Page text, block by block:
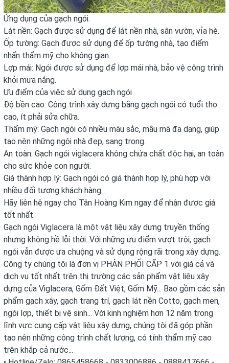
Ứng dụng của gạch ngói.
Lát nền: Gạch được sử dụng để lát nền nhà, sân vườn, vỉa hè.
Ốp tường: Gạch được sử dụng để ốp tường nhà, tạo điểm
nhấn thẩm mỹ cho không gian.
Lợp mái: Ngói được sử dụng để lợp mái nhà, bảo vệ công trình
khỏi mưa nắng.
Ưu điểm của việc sử dụng gạch ngói
Độ bền cao: Công trình xây dựng bằng gạch ngói có tuổi thọ
cao, ít phải sửa chữa.
Thẩm mỹ: Gạch ngói có nhiều màu sắc, mẫu mã đa dạng, giúp
tạo nên những ngôi nhà đẹp, sang trọng.
An toàn: Gạch ngói viglacera không chứa chất độc hại, an toàn
cho sức khỏe con người.
Giá thành hợp lý: Gạch ngói có giá thành hợp lý, phù hợp với
nhiều đối tượng khách hàng.
Hãy liên hệ ngay cho Tân Hoàng Kim ngay để nhận được giá
tốt nhất.
Gạch ngói Viglacera là một vật liệu xây dựng truyền thống
nhưng không hề lỗi thời. Với những ưu điểm vượt trội, gạch
ngói vẫn được ưa chuộng và sử dụng rộng rãi trong xây dựng.
Công ty chúng tôi là đơn vị PHÂN PHỐI CẤP 1 với giá cả và
dịch vụ tốt nhất trên thị trường các sản phẩm vật liệu xây
dựng của Viglacera, Gốm Đất Việt, Gốm Mỹ... Bao gồm các sản
phẩm gạch xây, gạch trang trí, gạch lát nền Cotto, gạch men,
ngói lợp, thiết bị vệ sinh... Với kinh nghiệm hơn 12 năm trong
lĩnh vực cung cấp vật liệu xây dựng, chúng tôi đã góp phần
tạo nên những công trình chất lượng, có tính thẩm mỹ cao
trên khắp cả nước...